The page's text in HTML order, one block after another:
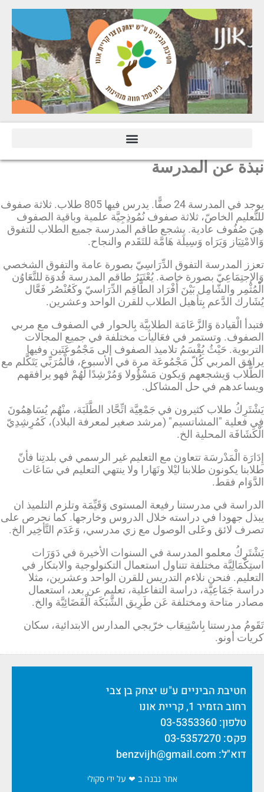
نبذة عن المدرسة
يوجد في المدرسة 24 صفًّا. يدرس فيها 805 طلاب. ثلاثة صفوف
للتَّعليم الخاصّ، ثلاثة صفوف نُمُوذِجِيَّة علمية وباقية الصفوف
هِيَ صُفُوف عادية. يشجع طاقم المدرسة جميع الطلاب للتفوق
وَالامْتِيَاز وَيَرَاه وَسِيلَة هَامَّة للتَقَدم والنجاح.
تعزز المدرسة التفوق الدِّرَاسِيّ بصورة عامة والتفوق الشخصي
وَالإجتِمَاعِيّ بصورة خاصة. يُعْتَبَرُ طاقم المدرسة قُدوَة للتَّعَاوُن
الْمُثْمِر والشّامِل بَيْنَ أَفْرَاد الطَّاقِم الدِّرَاسيّ وكَعُنْصُر فَعَّال
يُشَارك الدَّعم بِتأهيل الطلاب للقرن الواحد وعشرين.
فتبدأ الْقيادة وَالزَّعَامَة الطلابِيَّة بِالحوار في الصفوف مع مربي
الصفوف. وتستمر في فعَاليات مختلفة في جميع المجالات
التربوية. حَيْثُ يُقْسَمُ تلاميذ الصفوف إلى مَجْمُوعَتَين وفيها
يرافق المربي كُلّ مَجْمُوعَة مرة في الأسبوع، فالْمُرَبِّي يَتَكَّلم مع
الطُّلاب وَيشجعهم وَيكون مَسْؤُولا وَمُرْشِدًا لَهُمْ فهو يرافقهم
ويساعدهم في حل المشاكل.
يَشْتَرِكُ طلاب كثيرون في جَمْعِيَّة اتِّحَّاد الطَّلَبَة، منْهُم يُسَاهِمُونَ
فِي فعلية "المشاتسيم" (مرشد صغير لمعرفة البلاد)، كَمُرِشِدِيّ
الْكَشَافَة المحلية الخ.
إِدَارَة الْمَدْرسَة تتعاون مع التعليم غير الرسمي في بلدتِنا فأنّ
طلابنا يكونون طلابنا ليْلا ونَهَارا ولا ينتهي التعليم في سَاعَات
الدَّوَام فقط.
الدراسة في مدرستنا رفيعة المستوى وَقَيِّمَة وتلزم التلميذ ان
يبذل جهودا في دراسته خلال الدروس وخارجها. كما نحرص على
تصرف لائق وعَلى الوصول مع زي مدرسي، وَعَدَم التَّأخِير الخ.
يَشْتَرِكُ معلمو المدرسة في السنوات الأخيرة في دَوَرَات
استِكْمَالِيَّة مختلفة تتناول استعمال التكنولوجية والابتكار في
التعليم. فنحن نلاءم التدريس للقرن الواحد وعشرين، مثلا
دراسة جَمَاعِيَّة، دراسة التفاعلية، تعليم عن بعد، استعمال
مصادر متاحة ومختلفة عَن طَرِيق الشَّبَكَة الْفَضَائِيَّة والخ.
تَقَومُ مدرستنا بِاسْتِيعَاب خرّيجي المدارس الابتدائية، سكان
كريات أونو.
חטיבת הביניים ע"ש יצחק בן צבי
רחוב הזמיר 1, קריית אונו
טלפון: 03-5353360
פקס: 03-5357270
דוא"ל: benzvijh@gmail.com
אתר נבנה ב ❤ על ידי סקולי